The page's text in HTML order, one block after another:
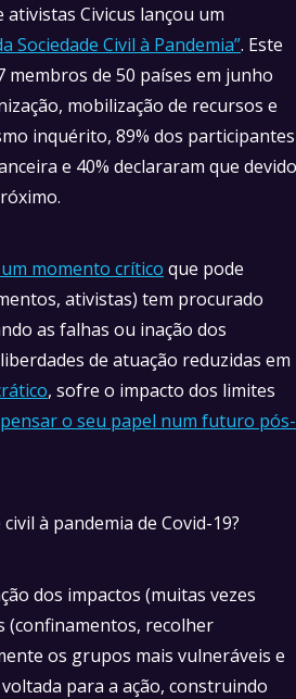
Civicus lançou um
Sociedade Civil à Pandemia”. Este
membros de 50 países em junho
mobilização de recursos e
inquérito, 89% dos participantes
e 40% declararam que devido
momento crítico que pode
ativistas) tem procurado
as falhas ou inação dos
de atuação reduzidas em
, sofre o impacto dos limites
o seu papel num futuro pós-
à pandemia de Covid-19?
dos impactos (muitas vezes
(confinamentos, recolher
os grupos mais vulneráveis e
para a ação, construindo